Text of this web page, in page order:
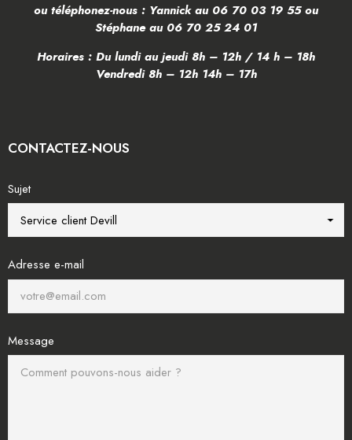
ou téléphonez-nous : Yannick au 06 70 03 19 55ou
Stéphane au 06 70 25 24 01
Horaires : Du lundi au jeudi 8h – 12h / 14 h – 18h
Vendredi 8h – 12h 14h – 17h
CONTACTEZ-NOUS
Sujet
Adresse e-mail
Message